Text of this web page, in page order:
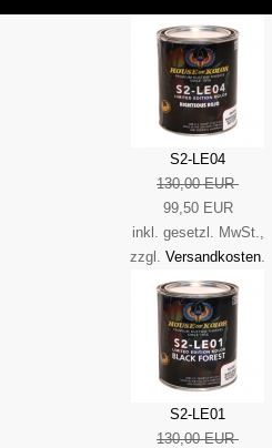
S2-LE04
130,00 EUR
99,50 EUR
inkl. gesetzl. MwSt.,
zzgl. Versandkosten.
S2-LE01
130,00 EUR